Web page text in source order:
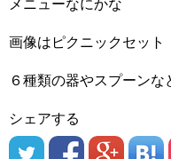
メニューなにかな
画像はピクニックセット
６種類の器やスプーンな
シェアする